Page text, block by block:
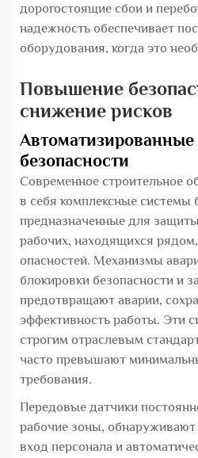
дорогостоящие сбои и
надежность обеспечивает
оборудования, когда это
Повышение
снижение рисков
безопасности
Современное строительное
в себя комплексные системы
предназначенные для
рабочих, находящихся
опасностей. Механизмы
блокировки безопасности и
предотвращают аварии,
эффективность работы. Эти
строгим отраслевым
часто превышают
требования.
Передовые датчики
рабочие зоны,
вход персонала и